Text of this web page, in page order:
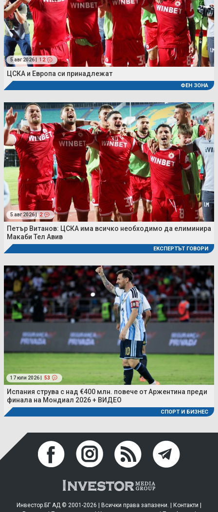
5 авг 2026 | 12
ЦСКА и Европа си принадлежат
ФЕН ЗОНА
5 авг 2026 | 2
Петър Витанов: ЦСКА има всичко необходимо да елиминира
Макаби Тел Авив
ЕКСПЕРТЪТ ГОВОРИ
17 юли 2026 | 53
Испания струва с над €400 млн. повече от Аржентина преди
финала на Мондиал 2026 + ВИДЕО
СПОРТ И БИЗНЕС
Инвестор.БГ АД © 2001-2026 | Всички права запазени. | Контакти |